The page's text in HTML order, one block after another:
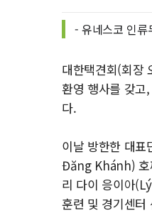
- 유네스코 인
대한택견회(회장
환영 행사를 갖고
다.
이날 방한한 대
Đăng Khánh) 호
리 다이 응이아
훈련 및 경기센터